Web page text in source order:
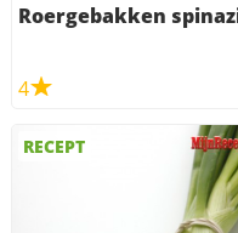
Roergebakken
4
RECEPT